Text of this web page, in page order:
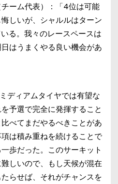
ーム代表）：「4位は可能
しいが、シャルルはターン
る。我々のレースペースは
はうまくやる良い機会があ
ディアムタイヤでは有望な
予選で完全に発揮すること
べてまだやるべきことがあ
は積み重ねを続けることで
歩だった。このサーキット
しいので、もし天候が混在
らせば、それがチャンスを